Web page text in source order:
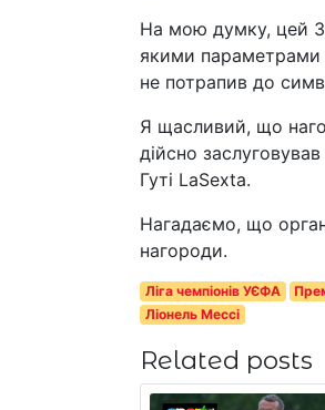
На мою думку, цей
якими параметрами
не потрапив до
Я щасливий, що
дійсно
Гуті LaSexta.
Нагадаємо, що
нагороди.
Ліга чемпіонів УЄФА
Ліонель Мессі
Related posts